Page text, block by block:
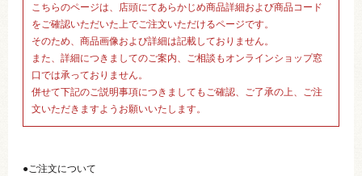
こちらのページは、店頭にてあらかじめ商品詳細および商品コード
をご確認いただいた上でご注文いただけるページです。
そのため、商品画像および詳細は記載しておりません。
また、詳細につきましてのご案内、ご相談もオンラインショップ窓
口では承っておりません。
併せて下記のご説明事項につきましてもご確認、ご了承の上、ご注
文いただきますようお願いいたします。
●ご注文について